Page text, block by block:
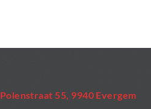
Polenstraat 55, 9940 Evergem